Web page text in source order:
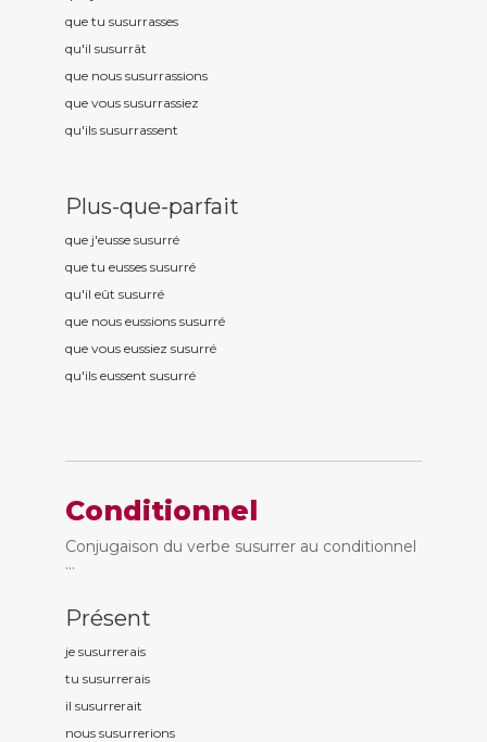
que tu susurrasses
qu'il susurrât
que nous susurrassions
que vous susurrassiez
qu'ils susurrassent
Plus-que-parfait
que j'eusse susurré
que tu eusses susurré
qu'il eût susurré
que nous eussions susurré
que vous eussiez susurré
qu'ils eussent susurré
Conditionnel
Conjugaison du verbe susurrer au conditionnel
...
Présent
je susurrerais
tu susurrerais
il susurrerait
nous susurrerions